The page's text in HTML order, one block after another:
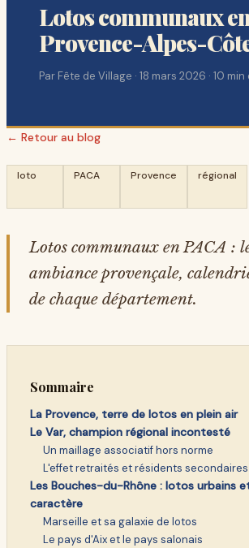
Lotos communaux
Provence-Alpes-
Par Fête de Village · 18 mars 2026 · 10 min
← Retour au blog
loto PACA Provence régional
Lotos communaux en PACA :
ambiance provençale,
de chaque département.
Sommaire
La Provence, terre de lotos en plein air
Le Var, champion régional incontesté
Un maillage associatif hors norme
L'effet retraités et résidents secondaires
Les Bouches-du-Rhône : lotos urbains
caractère
Marseille et sa galaxie de lotos
Le pays d'Aix et le pays salonais